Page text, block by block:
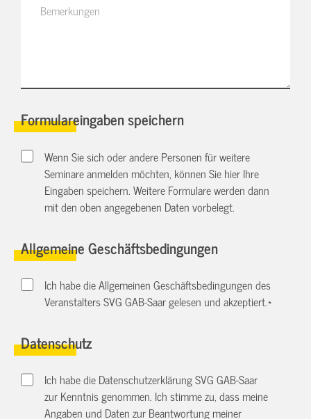
Formulareingaben speichern
Wenn Sie sich oder andere Personen für weitere
Seminare anmelden möchten, können Sie hier Ihre
Eingaben speichern. Weitere Formulare werden dann
mit den oben angegebenen Daten vorbelegt.
Allgemeine Geschäftsbedingungen
Ich habe die Allgemeinen Geschäftsbedingungen des
Veranstalters SVG GAB-Saar gelesen und akzeptiert.*
Datenschutz
Ich habe die Datenschutzerklärung SVG GAB-Saar
zur Kenntnis genommen. Ich stimme zu, dass meine
Angaben und Daten zur Beantwortung meiner